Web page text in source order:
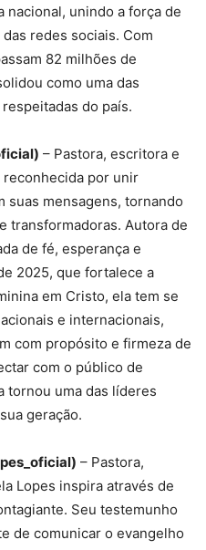
unindo a força de
redes sociais. Com
82 milhões de
como uma das
do país.
– Pastora, escritora e
reconhecida por unir
suas mensagens, tornando
transformadoras. Autora de
de fé, esperança e
2025, que fortalece a
em Cristo, ela tem se
e internacionais,
com propósito e firmeza de
com o público de
tornou uma das líderes
geração.
– Pastora,
Lopes inspira através de
Seu testemunho
de comunicar o evangelho